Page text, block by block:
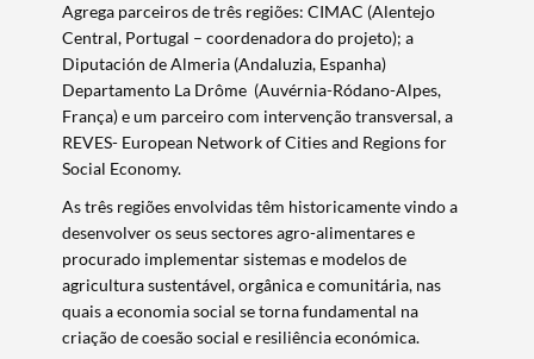
Agrega parceiros de três regiões: CIMAC (Alentejo
Central, Portugal – coordenadora do projeto); a
Diputación de Almeria (Andaluzia, Espanha)
Departamento La Drôme (Auvérnia-Ródano-Alpes,
França) e um parceiro com intervenção transversal, a
REVES- European Network of Cities and Regions for
Social Economy.
As três regiões envolvidas têm historicamente vindo a
desenvolver os seus sectores agro-alimentares e
procurado implementar sistemas e modelos de
agricultura sustentável, orgânica e comunitária, nas
quais a economia social se torna fundamental na
criação de coesão social e resiliência económica.